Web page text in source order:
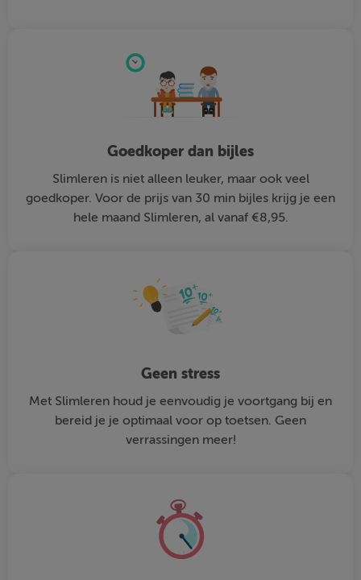
Goedkoper dan bijles
Slimleren is niet alleen leuker, maar ook veel
goedkoper. Voor de prijs van 30 min bijles krijg je een
hele maand Slimleren, al vanaf €8,95.
Geen stress
Met Slimleren houd je eenvoudig je voortgang bij en
bereid je je optimaal voor op toetsen. Geen
verrassingen meer!